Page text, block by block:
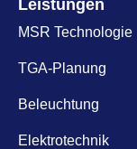
Leistungen
MSR Technologie
TGA-Planung
Beleuchtung
Elektrotechnik